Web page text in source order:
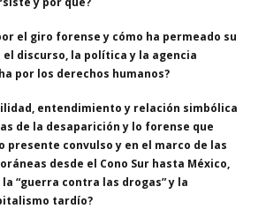
el giro forense y cómo ha permeado su
discurso, la política y la agencia
por los derechos humanos?
entendimiento y relación simbólica
de la desaparición y lo forense que
presente convulso y en el marco de las
desde el Cono Sur hasta México,
“guerra contra las drogas” y la
tardío?